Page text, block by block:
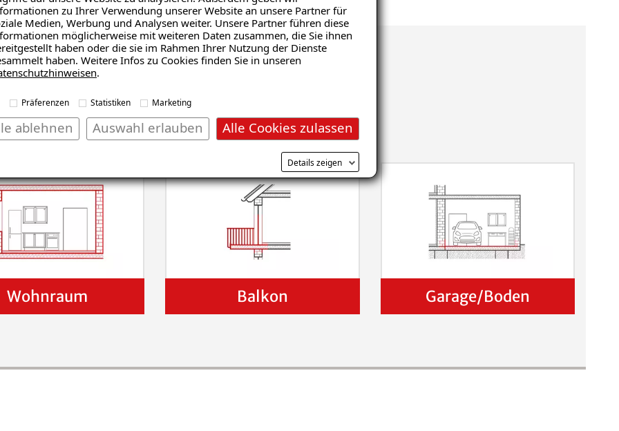
zu Ihrer Verwendung unserer Website an unsere Partner für
Medien, Werbung und Analysen weiter. Unsere Partner führen diese
möglicherweise mit weiteren Daten zusammen, die Sie ihnen
haben oder die sie im Rahmen Ihrer Nutzung der Dienste
haben. Weitere Infos zu Cookies finden Sie in unseren
.
Präferenzen Statistiken Marketing
Alle Cookies zulassen
Auswahl erlauben
ablehnen
Details zeigen
erhalten
Wohnraum Balkon Garage/Boden